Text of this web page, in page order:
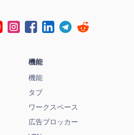
機能
機能
タブ
ワークスペース
広告ブロッカー